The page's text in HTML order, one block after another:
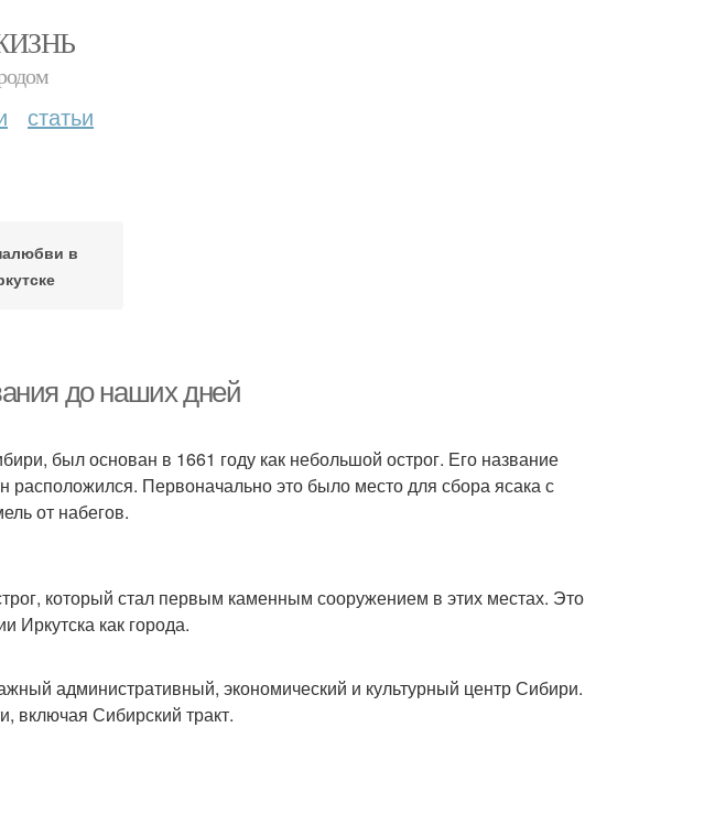
статьи
в
до наших дней
был основан в 1661 году как небольшой острог. Его название
расположился. Первоначально это было место для сбора ясака с
от набегов.
который стал первым каменным сооружением в этих местах. Это
Иркутска как города.
административный, экономический и культурный центр Сибири.
включая Сибирский тракт.